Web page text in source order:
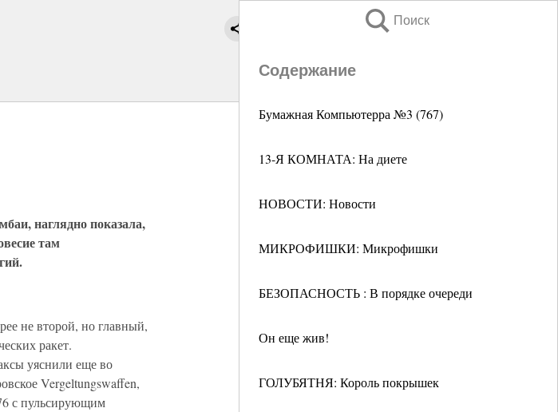
Поиск
Содержание
Бумажная Компьютерра №3 (767)
13-Я КОМНАТА: На диете
НОВОСТИ: Новости
МИКРОФИШКИ: Микрофишки
БЕЗОПАСНОСТЬ : В порядке очереди
Он еще жив!
ГОЛУБЯТНЯ: Король покрышек
наглядно показала,
там
не второй, но главный,
ракет.
уяснили еще во
Vergeltungswaffen,
с пульсирующим